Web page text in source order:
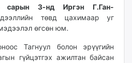
сарын 3-нд Иргэн Г.Ган-
төвд цахимаар уг
өгсөн юм.
Тагнуул болон эрүүгийн
гүйцэтгэх ажилтан байсан